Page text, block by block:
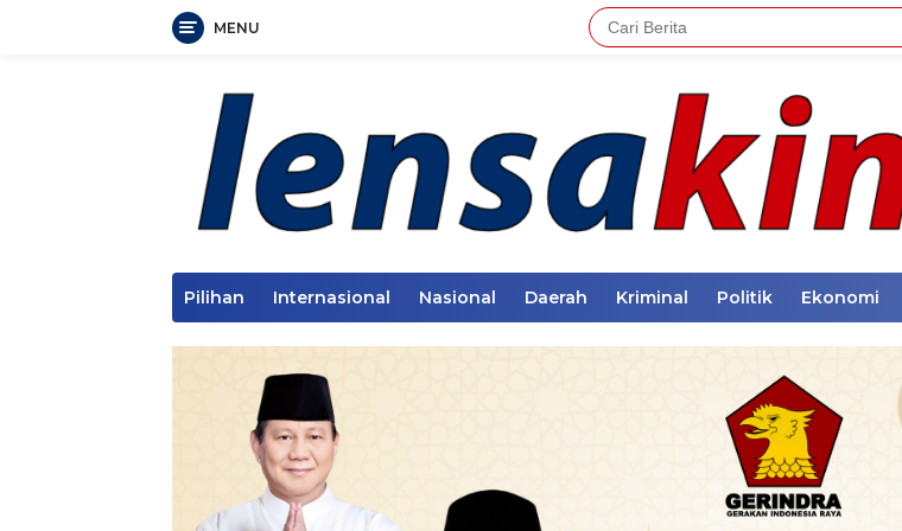
MENU
Pilihan Internasional Nasional Daerah Kriminal Politik Ekonomi